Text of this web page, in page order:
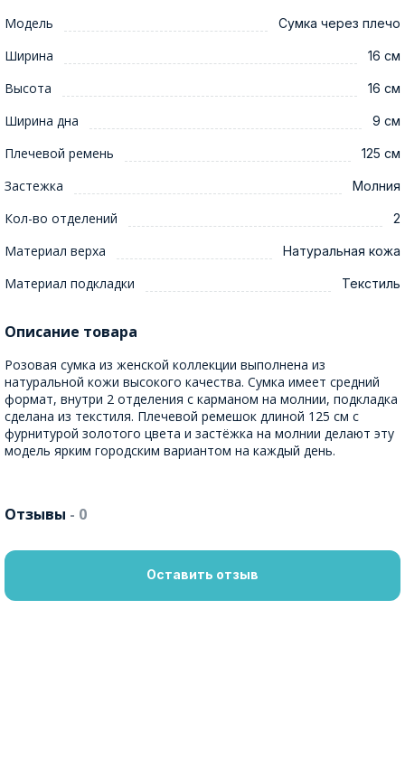
Модель Сумка через плечо
Ширина 16 см
Высота 16 см
Ширина дна 9 см
Плечевой ремень 125 см
Застежка Молния
Кол-во отделений 2
Материал верха Натуральная кожа
Материал подкладки Текстиль
Описание товара
Розовая сумка из женской коллекции выполнена из
натуральной кожи высокого качества. Сумка имеет средний
формат, внутри 2 отделения с карманом на молнии, подкладка
сделана из текстиля. Плечевой ремешок длиной 125 см с
фурнитурой золотого цвета и застёжка на молнии делают эту
модель ярким городским вариантом на каждый день.
Отзывы - 0
Оставить отзыв